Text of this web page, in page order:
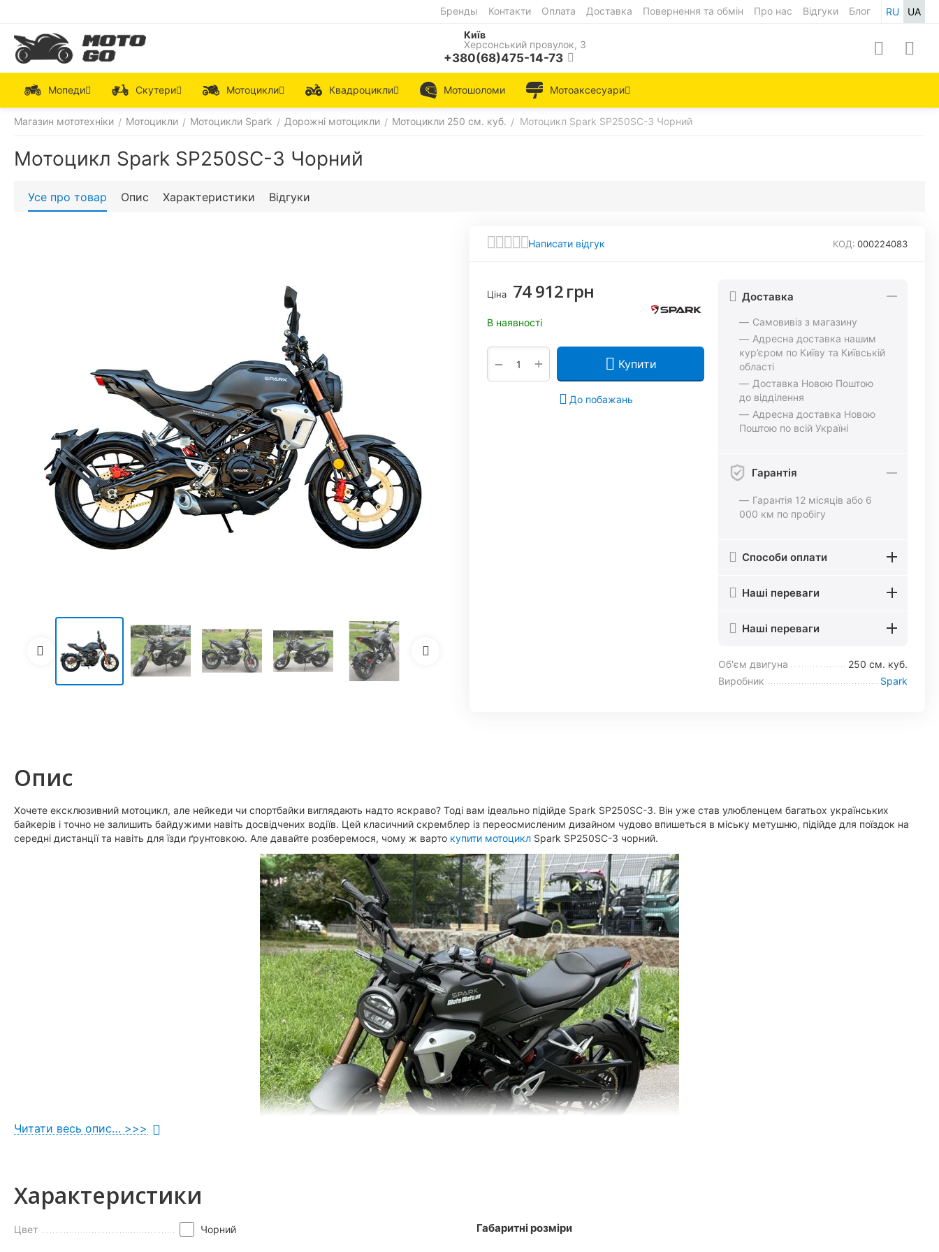
RU UA
Бренды Контакти Оплата Доставка Повернення та обмін Про нас Відгуки
Блог
Київ
Херсонський провулок, 3
+380(68)475-14-73
Мопеди Скутери Мотоцикли Квадроцикли Мотошоломи Мотоаксесуари
Магазин мототехніки / Мотоцикли / Мотоцикли Spark / Дорожні мотоцикли / Мотоцикли 250 см. куб. / Мотоцикл Spark SP250SC-3 Чорний
Мотоцикл Spark SP250SC-3 Чорний
Усе про товар Опис Характеристики Відгуки
Написати відгук КОД: 000224083
Ціна 74 912грн
В наявності
+
− Купити
До побажань
Доставка
Самовивіз з магазину
Адресна доставка нашим
кур’єром по Київу та Київській
області
Доставка Новою Поштою
до відділення
Адресна доставка Новою
Поштою по всій Україні
Гарантія
Гарантія 12 місяців або 6
000 км по пробігу
Способи оплати
Наші переваги
Наші переваги
Об'єм двигуна
250 см. куб.
Виробник
Spark
Опис
Хочете ексклюзивний мотоцикл, але нейкеди чи спортбайки виглядають надто яскраво? Тоді вам ідеально підійде Spark SP250SC-3. Він уже став улюбленцем багатьох українських
байкерів і точно не залишить байдужими навіть досвідчених водіїв. Цей класичний скремблер із переосмисленим дизайном чудово впишеться в міську метушню, підійде для поїздок на
середні дистанції та навіть для їзди ґрунтовкою. Але давайте розберемося, чому ж варто купити мотоцикл Spark SP250SC-3 чорний.
Читати весь опис… >>>
Характеристики
Цвет Чорний Габаритні розміри